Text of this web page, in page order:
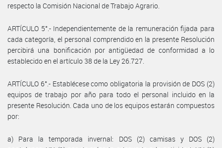
respecto la Comisión Nacional de Trabajo Agrario.
ARTÍCULO 5°.- Independientemente de la remuneración fijada para
cada categoría, el personal comprendido en la presente Resolución
percibirá una bonificación por antigüedad de conformidad a lo
establecido en el artículo 38 de la Ley 26.727.
ARTÍCULO 6°.- Establécese como obligatoria la provisión de DOS (2)
equipos de trabajo por año para todo el personal incluido en la
presente Resolución. Cada uno de los equipos estarán compuestos
por:
a) Para la temporada invernal: DOS (2) camisas y DOS (2)